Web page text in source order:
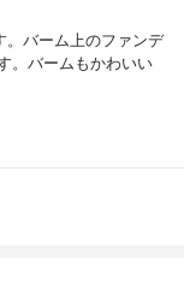
。バーム上のファンデ
。バームもかわいい